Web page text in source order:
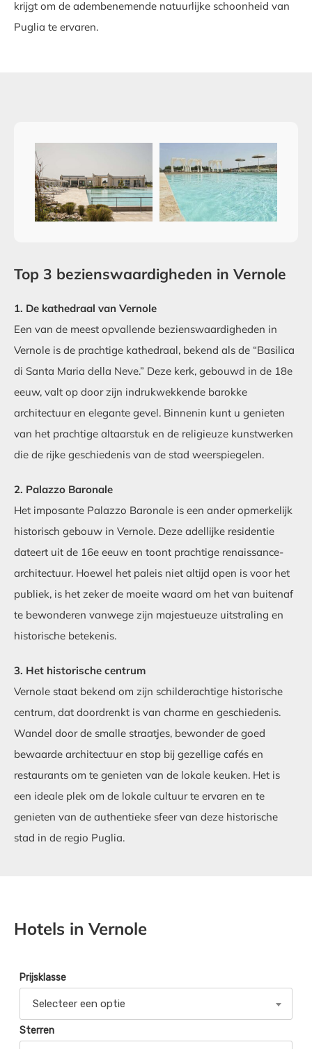
krijgt om de adembenemende natuurlijke schoonheid van
Puglia te ervaren.
Top 3 bezienswaardigheden in Vernole
1. De kathedraal van Vernole
Een van de meest opvallende bezienswaardigheden in
Vernole is de prachtige kathedraal, bekend als de “Basilica
di Santa Maria della Neve.” Deze kerk, gebouwd in de 18e
eeuw, valt op door zijn indrukwekkende barokke
architectuur en elegante gevel. Binnenin kunt u genieten
van het prachtige altaarstuk en de religieuze kunstwerken
die de rijke geschiedenis van de stad weerspiegelen.
2. Palazzo Baronale
Het imposante Palazzo Baronale is een ander opmerkelijk
historisch gebouw in Vernole. Deze adellijke residentie
dateert uit de 16e eeuw en toont prachtige renaissance-
architectuur. Hoewel het paleis niet altijd open is voor het
publiek, is het zeker de moeite waard om het van buitenaf
te bewonderen vanwege zijn majestueuze uitstraling en
historische betekenis.
3. Het historische centrum
Vernole staat bekend om zijn schilderachtige historische
centrum, dat doordrenkt is van charme en geschiedenis.
Wandel door de smalle straatjes, bewonder de goed
bewaarde architectuur en stop bij gezellige cafés en
restaurants om te genieten van de lokale keuken. Het is
een ideale plek om de lokale cultuur te ervaren en te
genieten van de authentieke sfeer van deze historische
stad in de regio Puglia.
Hotels in Vernole
Prijsklasse
Selecteer een optie
Sterren